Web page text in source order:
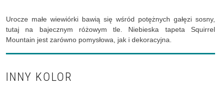
Urocze małe wiewiórki bawią się wśród potężnych gałęzi sosny,
tutaj na bajecznym różowym tle. Niebieska tapeta Squirrel
Mountain jest zarówno pomysłowa, jak i dekoracyjna.
INNY KOLOR